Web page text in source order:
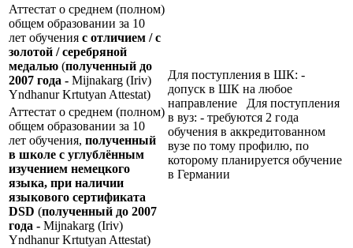
Аттестат о среднем (полном)
общем образовании за 10
лет обучения с отличием / с
золотой / серебряной
медалью (полученный до
2007 года - Mijnakarg (Iriv)
Yndhanur Krtutyan Attestat)
Для поступления в ШК: -
допуск в ШК на любое
направление Для поступления
в вуз: - требуются 2 года
обучения в аккредитованном
вузе по тому профилю, по
которому планируется обучение
в Германии
Аттестат о среднем (полном)
общем образовании за 10
лет обучения, полученный
в школе с углублённым
изучением немецкого
языка, при наличии
языкового сертификата
DSD (полученный до 2007
года - Mijnakarg (Iriv)
Yndhanur Krtutyan Attestat)